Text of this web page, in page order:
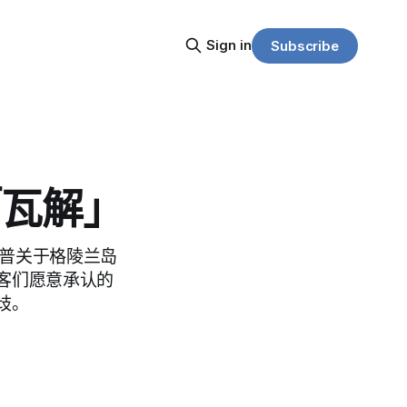
Sign in Subscribe
解」
关于格陵兰岛
们愿意承认的